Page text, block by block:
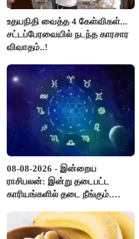
உதயநிதி வைத்த 4 கேள்விகள்...
சட்டப்பேரவையில் நடந்த காரசார
விவாதம்..!
08-08-2026 - இன்றைய
ராசிபலன்: இன்று தடைபட்ட
காரியங்களில் தடை நீங்கும்.
இருக்கும். ஆன்மீக எண்ணம்
அதிகரிக்கும்..!